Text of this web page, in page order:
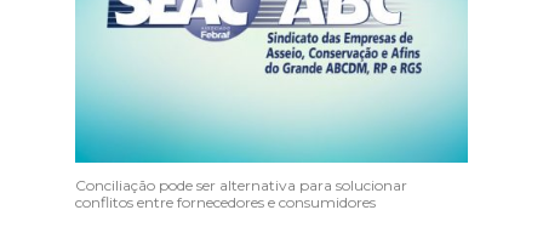
Conciliação pode ser alternativa para solucionar
conflitos entre fornecedores e consumidores